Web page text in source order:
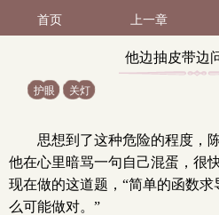
首页 上一章
他边抽皮带边
护眼 关灯
思想到了这种危险的程度，
他在心里暗骂一句自己混蛋，很
现在做的这道题，“简单的函数
么可能做对。”